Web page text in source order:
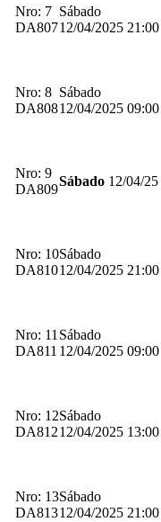
Nro: 7
DA807
Sábado
12/04/2025 21:00
Nro: 8
DA808
Sábado
12/04/2025 09:00
Nro: 9
DA809
Sábado 12/04/25
Nro: 10
DA810
Sábado
12/04/2025 21:00
Nro: 11
DA811
Sábado
12/04/2025 09:00
Nro: 12
DA812
Sábado
12/04/2025 13:00
Nro: 13
DA813
Sábado
12/04/2025 21:00